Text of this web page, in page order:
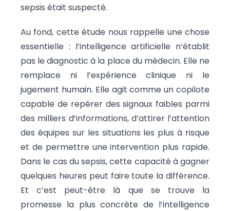
sepsis était suspecté.
Au fond, cette étude nous rappelle une chose
essentielle : l’intelligence artificielle n’établit
pas le diagnostic à la place du médecin. Elle ne
remplace ni l’expérience clinique ni le
jugement humain. Elle agit comme un copilote
capable de repérer des signaux faibles parmi
des milliers d’informations, d’attirer l’attention
des équipes sur les situations les plus à risque
et de permettre une intervention plus rapide.
Dans le cas du sepsis, cette capacité à gagner
quelques heures peut faire toute la différence.
Et c’est peut-être là que se trouve la
promesse la plus concrète de l’intelligence